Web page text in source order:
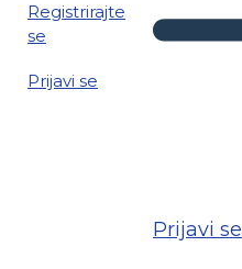
Registrirajte
se
Prijavi se
Prijavi se